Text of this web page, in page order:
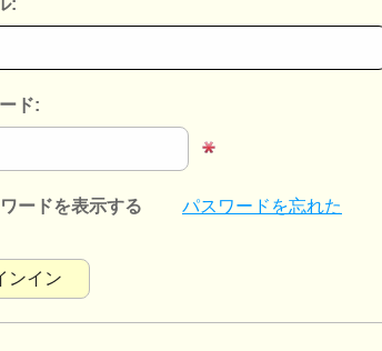
rss feeds クラシック音楽ニュース
ATS
:
ド:
ードを表示する パスワードを忘れた